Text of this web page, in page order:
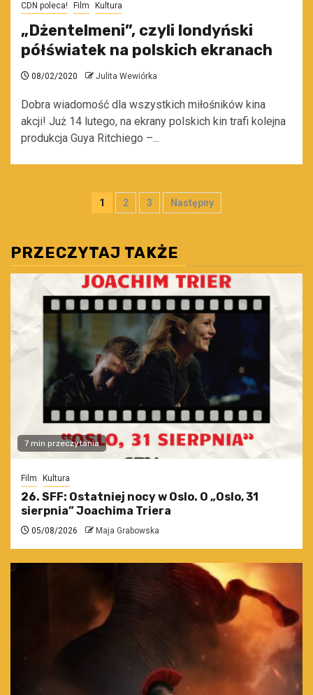
CDN poleca! Film Kultura
„Dżentelmeni”, czyli londyński
półświatek na polskich ekranach
08/02/2020 Julita Wewiórka
Dobra wiadomość dla wszystkich miłośników kina
akcji! Już 14 lutego, na ekrany polskich kin trafi kolejna
produkcja Guya Ritchiego –...
Stronicowanie
1 2 3 Następny
PRZECZYTAJ TAKŻE
7 min przeczytania
Film Kultura
26. SFF: Ostatniej nocy w Oslo. O „Oslo, 31
sierpnia” Joachima Triera
05/08/2026 Maja Grabowska